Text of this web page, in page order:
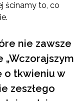
ścinamy to, co
nie zawsze
„Wczorajszym
o tkwieniu w
zeszłego